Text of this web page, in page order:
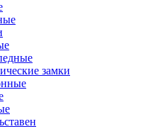
замки